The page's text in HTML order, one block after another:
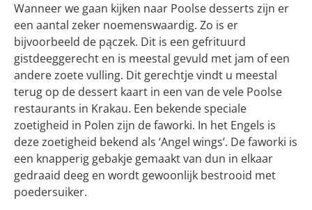
Wanneer we gaan kijken naar Poolse desserts zijn er
een aantal zeker noemenswaardig. Zo is er
bijvoorbeeld de pączek. Dit is een gefrituurd
gistdeeggerecht en is meestal gevuld met jam of een
andere zoete vulling. Dit gerechtje vindt u meestal
terug op de dessert kaart in een van de vele Poolse
restaurants in Krakau. Een bekende speciale
zoetigheid in Polen zijn de faworki. In het Engels is
deze zoetigheid bekend als ‘Angel wings’. De faworki is
een knapperig gebakje gemaakt van dun in elkaar
gedraaid deeg en wordt gewoonlijk bestrooid met
poedersuiker.